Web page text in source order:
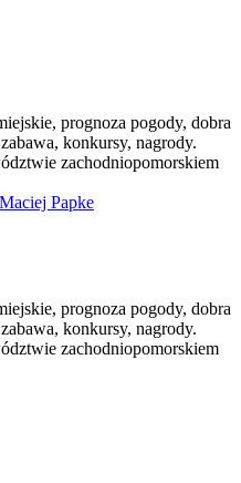
prognoza pogody, dobra
konkursy, nagrody.
zachodniopomorskiem
Maciej Papke
prognoza pogody, dobra
konkursy, nagrody.
zachodniopomorskiem